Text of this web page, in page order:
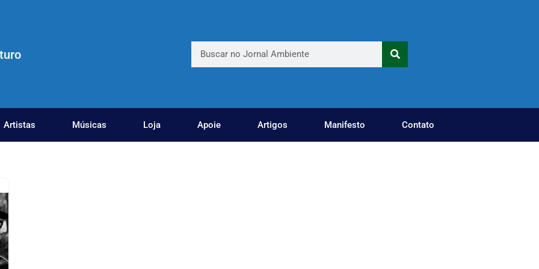
Artistas Músicas Loja Apoie Artigos Manifesto Contato